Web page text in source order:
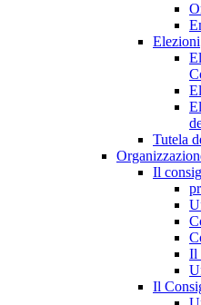
Elezioni
Tutela
Il
Il
Il